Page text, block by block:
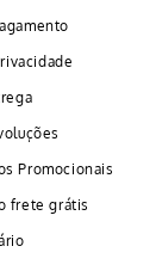
Promocionais
frete grátis